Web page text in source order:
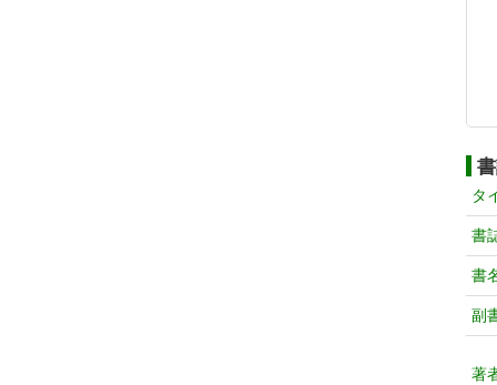
タ
書
書
副
著